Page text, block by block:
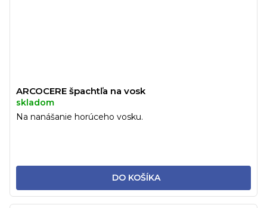
ARCOCERE špachtľa na vosk
skladom
DO KOŠÍKA
Na nanášanie horúceho vosku.